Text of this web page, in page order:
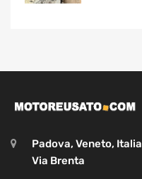
Padova, Veneto, Italia
Via Brenta